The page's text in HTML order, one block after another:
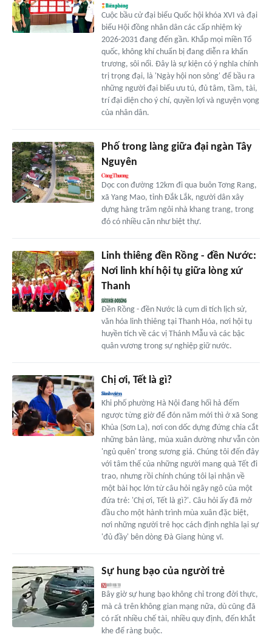
Cuộc bầu cử đại biểu Quốc hội khóa XVI và đại
biểu Hội đồng nhân dân các cấp nhiệm kỳ
2026-2031 đang đến gần. Khắp mọi miền Tổ
quốc, không khí chuẩn bị đang diễn ra khẩn
trương, sôi nổi. Đây là sự kiện có ý nghĩa chính
trị trọng đại, là 'Ngày hội non sông' để bầu ra
những người đại biểu ưu tú, đủ tâm, tầm, tài,
trí đại diện cho ý chí, quyền lợi và nguyện vọng
của nhân dân.
Phố trong làng giữa đại ngàn Tây
Nguyên
Dọc con đường 12km đi qua buôn Tơng Rang,
xã Yang Mao, tỉnh Đắk Lắk, người dân xây
dựng hàng trăm ngôi nhà khang trang, trong
đó có nhiều căn như biệt thự.
Linh thiêng đền Rồng - đền Nước:
Nơi linh khí hội tụ giữa lòng xứ
Thanh
Đền Rồng - đền Nước là cụm di tích lịch sử,
văn hóa linh thiêng tại Thanh Hóa, nơi hội tụ
huyền tích về các vị Thánh Mẫu và các bậc
quân vương trong sự nghiệp giữ nước.
Chị ơi, Tết là gì?
Khi phố phường Hà Nội đang hối hả đếm
ngược từng giờ để đón năm mới thì ở xã Song
Khủa (Sơn La), nơi con dốc dựng đứng chia cắt
những bản làng, mùa xuân dường như vẫn còn
'ngủ quên' trong sương giá. Chúng tôi đến đây
với tâm thế của những người mang quà Tết đi
trao, nhưng rồi chính chúng tôi lại nhận về
một bài học lớn từ câu hỏi ngây ngô của một
đứa trẻ: 'Chị ơi, Tết là gì?'. Câu hỏi ấy đã mở
đầu cho một hành trình mùa xuân đặc biệt,
nơi những người trẻ học cách định nghĩa lại sự
'đủ đầy' bên dòng Đà Giang hùng vĩ.
Sự hung bạo của người trẻ
Bây giờ sự hung bạo không chỉ trong đời thực,
mà cả trên không gian mạng nữa, dù cũng đã
có rất nhiều chế tài, nhiều quy định, đến khắt
khe để ràng buộc.